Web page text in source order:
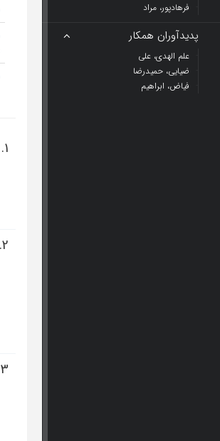
فرهادپور، مراد
پدیدآوران همکار
علم الهدی، علی
ضیایی، حمیدرضا
فیاض، ابراهیم
1.
2.
3.